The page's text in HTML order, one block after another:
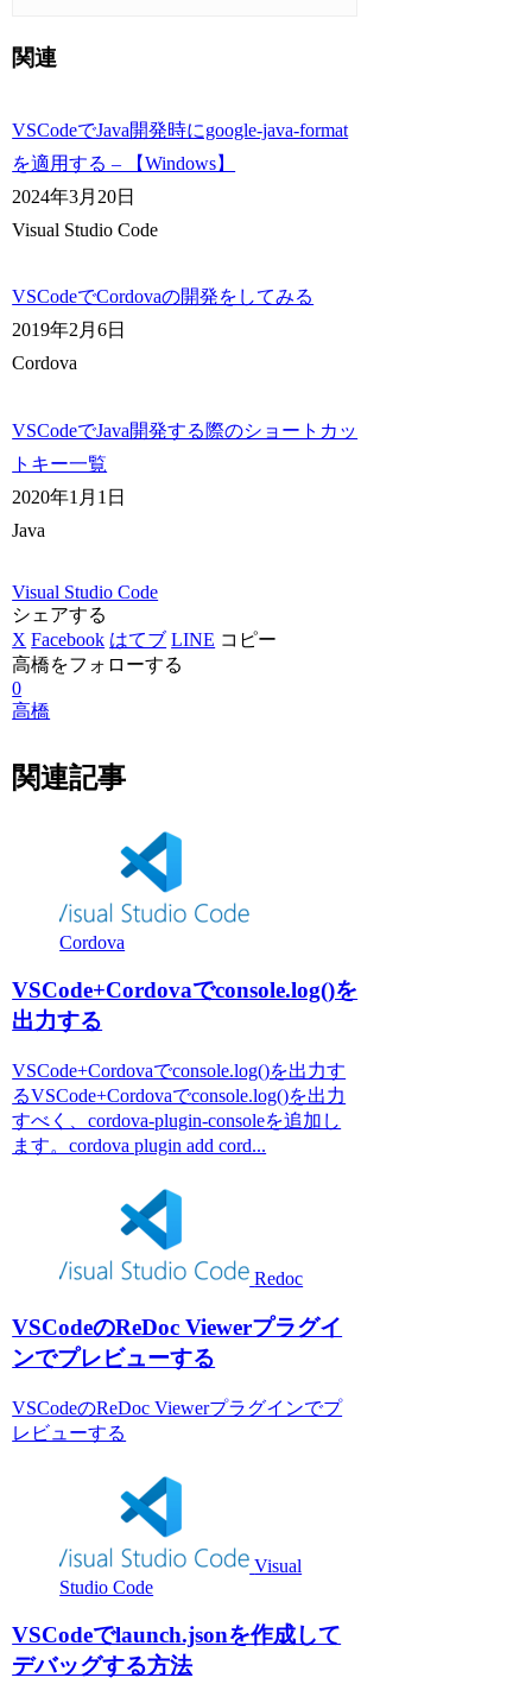
関連
VSCodeでJava開発時にgoogle-java-format
を適用する – 【Windows】
2024年3月20日
Visual Studio Code
VSCodeでCordovaの開発をしてみる
2019年2月6日
Cordova
VSCodeでJava開発する際のショートカッ
トキー一覧
2020年1月1日
Java
Visual Studio Code
シェアする
X Facebook はてブ LINE コピー
高橋をフォローする
0
高橋
関連記事
Cordova
VSCode+Cordovaでconsole.log()を
出力する
VSCode+Cordovaでconsole.log()を出力す
るVSCode+Cordovaでconsole.log()を出力
すべく、cordova-plugin-consoleを追加し
ます。cordova plugin add cord...
Redoc
VSCodeのReDoc Viewerプラグイ
ンでプレビューする
VSCodeのReDoc Viewerプラグインでプ
レビューする
Visual
Studio Code
VSCodeでlaunch.jsonを作成して
デバッグする方法